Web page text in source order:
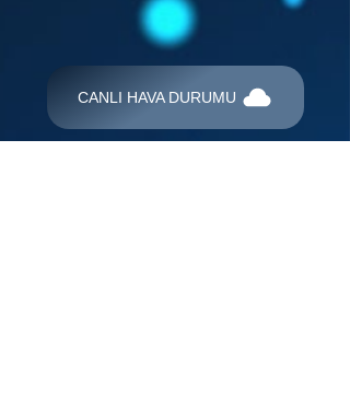
CANLI HAVA DURUMU